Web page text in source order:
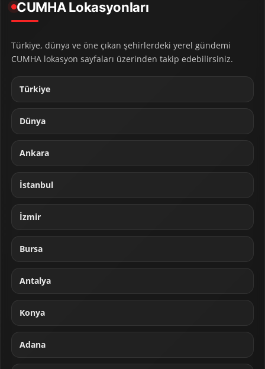
CUMHA Lokasyonları
Türkiye, dünya ve öne çıkan şehirlerdeki yerel gündemi
CUMHA lokasyon sayfaları üzerinden takip edebilirsiniz.
Türkiye
Dünya
Ankara
İstanbul
İzmir
Bursa
Antalya
Konya
Adana